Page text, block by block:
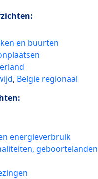
en buurten
, België regionaal
energieverbruik
geboortelanden